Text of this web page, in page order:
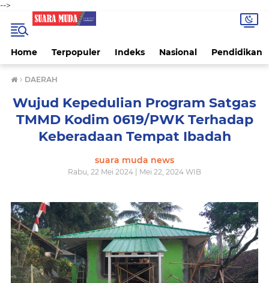
-->
Home Terpopuler Indeks Nasional Pendidikan
› DAERAH
Wujud Kepedulian Program Satgas
TMMD Kodim 0619/PWK Terhadap
Keberadaan Tempat Ibadah
suara muda news
Rabu, 22 Mei 2024 | Mei 22, 2024 WIB